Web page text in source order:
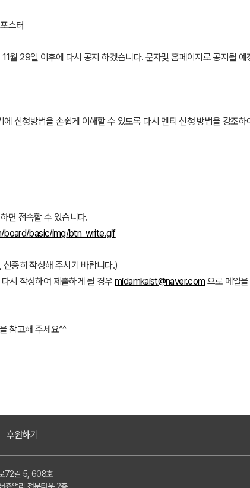
스터
월 29일 이후에 다시 공지 하겠습니다. 문자및 홈페이지로 공지될 예
신청방법을 손쉽게 이해할 수 있도록 다시 멘티 신청 방법을 강조하
면 접속할 수 있습니다.
board/basic/img/btn_write.gif
중히 작성해 주시기 바랍니다.)
시 작성하여 제출하게 될 경우midamkaist@naver.com 으로 메일
참고해 주세요^^
후원하기
72길 5, 608호